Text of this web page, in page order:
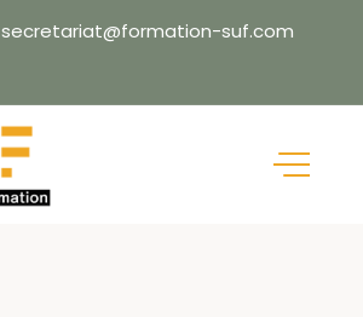
secretariat@formation-suf.com